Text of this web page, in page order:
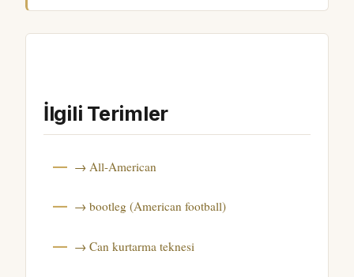
İlgili Terimler
→ All-American
→ bootleg (American football)
→ Can kurtarma teknesi